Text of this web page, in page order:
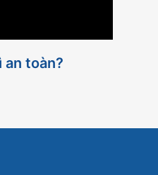
toàn?